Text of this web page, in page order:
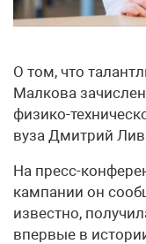
О том, что
Малкова
физико-
вуза Дмитрий
На пресс-
кампании он
известно,
впервые в